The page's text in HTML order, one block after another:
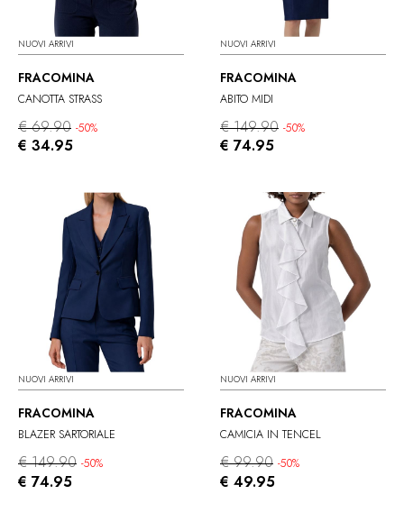
NUOVI ARRIVI
FRACOMINA
CANOTTA STRASS
€ 69.90 -50%
€ 34.95
NUOVI ARRIVI
FRACOMINA
ABITO MIDI
€ 149.90 -50%
€ 74.95
NUOVI ARRIVI
FRACOMINA
BLAZER SARTORIALE
€ 149.90 -50%
€ 74.95
NUOVI ARRIVI
FRACOMINA
CAMICIA IN TENCEL
€ 99.90 -50%
€ 49.95